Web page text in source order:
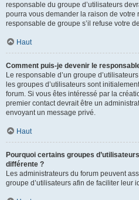
responsable du groupe d’utilisateurs
pourra vous demander la raison de votre
responsable de groupe s’il refuse votre
Haut
Comment puis-je devenir le
Le responsable d’un groupe
les groupes d’utilisateurs sont
forum. Si vous êtes intéressé par la
premier contact devrait être un
envoyant un message privé.
Haut
Pourquoi certains groupes
différente ?
Les administrateurs du forum peuvent
groupe d’utilisateurs afin de faciliter leur